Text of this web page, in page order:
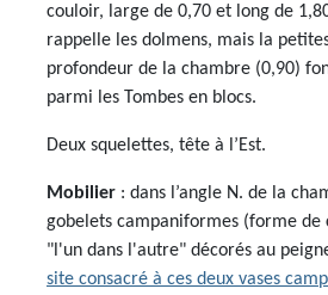
couloir, large de 0,70 et long de
rappelle les dolmens, mais la
profondeur de la chambre (0,90)
parmi les Tombes en blocs.
Deux squelettes, tête à l’Est.
Mobilier : dans l’angle N. de la
gobelets campaniformes (forme de
"l'un dans l'autre" décorés au
site consacré à ces deux vases